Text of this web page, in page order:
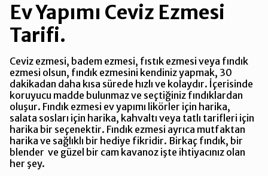
Ev Yapımı Ceviz Ezmesi
Tarifi.
Ceviz ezmesi, badem ezmesi, fıstık ezmesi veya fındık
ezmesi olsun, fındık ezmesini kendiniz yapmak, 30
dakikadan daha kısa sürede hızlı ve kolaydır. İçerisinde
koruyucu madde bulunmaz ve seçtiğiniz fındıklardan
oluşur. Fındık ezmesi ev yapımı likörler için harika,
salata sosları için harika, kahvaltı veya tatlı tarifleri için
harika bir seçenektir. Fındık ezmesi ayrıca mutfaktan
harika ve sağlıklı bir hediye fikridir. Birkaç fındık, bir
blender ve güzel bir cam kavanoz işte ihtiyacınız olan
her şey.